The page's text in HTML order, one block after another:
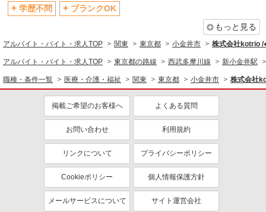
制服貸与
同じ職種から求人を探す
介護職・ヘルパー
同じ特徴から求人を探す
ミドル（40代～）活躍中
ボーナス・賞与あり
交通費支給
社会保険あり
産休・育休取得実績あり
学歴不問
ブランクOK
もっと見る
アルバイト・バイト・求人TOP 関東 東京都 小金井市 株式会社kotrio /
アルバイト・バイト・求人TOP 東京都の路線 西武多摩川線 新小金井駅
職種・条件一覧 医療・介護・福祉 関東 東京都 小金井市 株式会社
掲載ご希望のお客様へ よくある質問
お問い合わせ 利用規約
リンクについて プライバシーポリシー
Cookieポリシー 個人情報保護方針
メールサービスについて サイト運営会社